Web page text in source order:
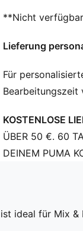
**Nicht
Lieferung
Für
Bearbeitungszeit
KOSTENLOSE
ÜBER 50 €. 60
DEINEM PUMA
ideal für Mix